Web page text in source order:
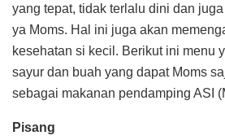
yang tepat, tidak terlalu dini dan
ya Moms. Hal ini juga akan
kesehatan si kecil. Berikut ini menu
sayur dan buah yang dapat Moms
sebagai makanan pendamping ASI
Pisang